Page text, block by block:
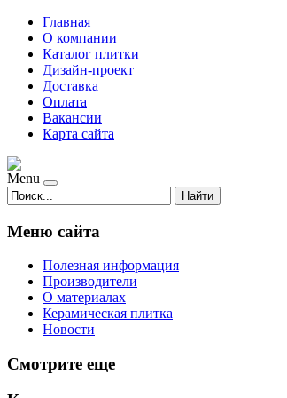
Главная
О компании
Каталог плитки
Дизайн-проект
Доставка
Оплата
Вакансии
Карта сайта
Menu
Найти
Меню сайта
Полезная информация
Производители
О материалах
Керамическая плитка
Новости
Смотрите еще